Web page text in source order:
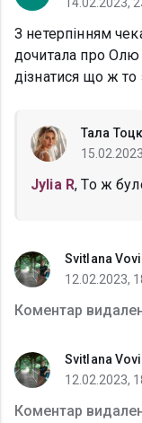
З нетерпінням
дочитала про Олю
дізнатися що ж то
Тала
Jylia R, То ж
Svitlana
12.02.2023,
Коментар
Svitlana
12.02.2023,
Коментар